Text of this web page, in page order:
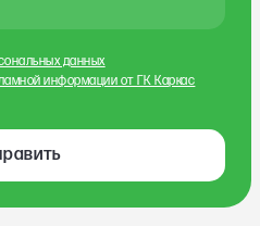
данных
информации от ГК Каркас